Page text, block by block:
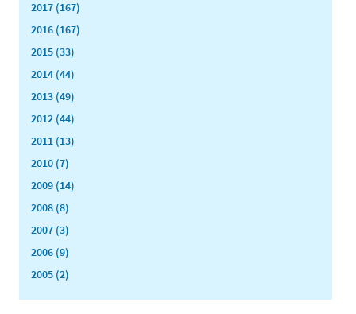
2017 (167)
2016 (167)
2015 (33)
2014 (44)
2013 (49)
2012 (44)
2011 (13)
2010 (7)
2009 (14)
2008 (8)
2007 (3)
2006 (9)
2005 (2)